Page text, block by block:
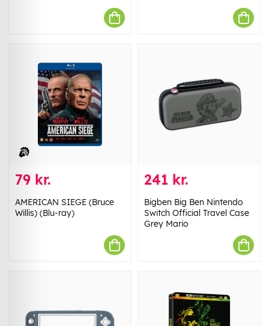
79 kr.
AMERICAN SIEGE (Bruce
Willis) (Blu-ray)
241 kr.
Bigben Big Ben Nintendo
Switch Official Travel Case
Grey Mario